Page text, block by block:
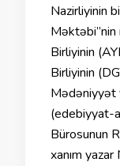
Nazirliyinin
Məktəbi”nin
Birliyinin
Birliyinin
Mədəniyyət
(edebiyyat-
Bürosunun
xanım